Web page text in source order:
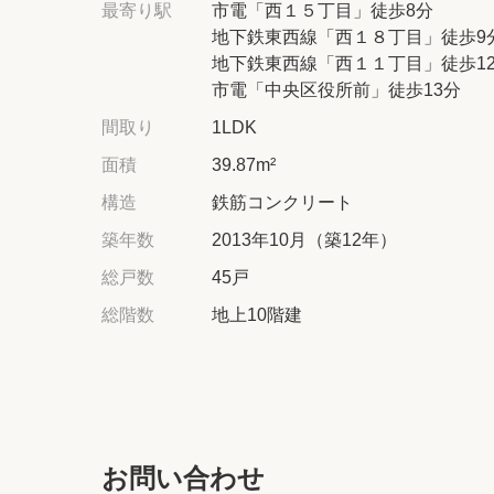
最寄り駅
市電「西１５丁目」徒歩8分
地下鉄東西線「西１８丁目」徒歩9
地下鉄東西線「西１１丁目」徒歩
市電「中央区役所前」徒歩13分
間取り
1LDK
面積
39.87m²
構造
鉄筋コンクリート
築年数
2013年10月（築12年）
総戸数
45戸
総階数
地上10階建
お問い合わせ